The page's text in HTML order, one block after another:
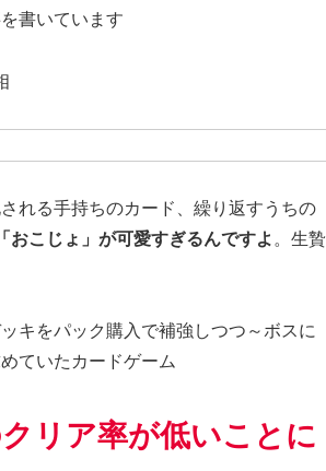
書いています
れる手持ちのカード、繰り返すうちの
「おこじょ」が可愛すぎるんですよ 。生贄
キをパック購入で補強しつつ～ボスに
ていたカードゲーム
リア率が低いことに